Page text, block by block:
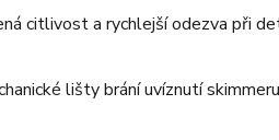
citlivost a rychlejší odezva při
lišty brání uvíznutí